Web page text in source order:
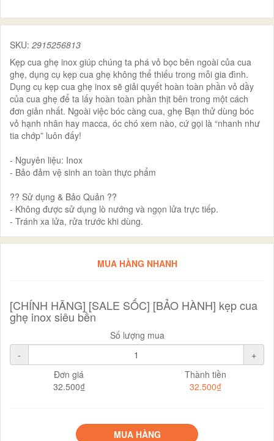
SKU: 2915256813
Kẹp cua ghẹ inox giúp chúng ta phá vỏ bọc bên ngoài của cua
ghẹ, dụng cụ kẹp cua ghẹ không thể thiếu trong mỗi gia đình.
Dụng cụ kẹp cua ghẹ inox sẽ giải quyết hoàn toàn phần vỏ dầy
của cua ghẹ để ta lấy hoàn toàn phần thịt bên trong một cách
đơn giản nhất. Ngoài việc bóc càng cua, ghẹ Bạn thử dùng bóc
vỏ hạnh nhân hay macca, óc chó xem nào, cứ gọi là “nhanh như
tia chớp” luôn đấy!
- Nguyên liệu: Inox
- Bảo đảm vệ sinh an toàn thực phẩm
?? Sử dụng & Bảo Quản ??
- Không được sử dụng lò nướng và ngọn lửa trực tiếp.
- Tránh xa lửa, rửa trước khi dùng.
MUA HÀNG NHANH
[CHÍNH HÃNG] [SALE SỐC] [BẢO HÀNH] kẹp cua
ghẹ inox siêu bền
Số lượng mua
-
+
Đơn giá
32.500₫
Thành tiền
32.500₫
MUA HÀNG